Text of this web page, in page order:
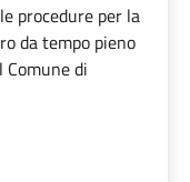
procedure per la
da tempo pieno
di